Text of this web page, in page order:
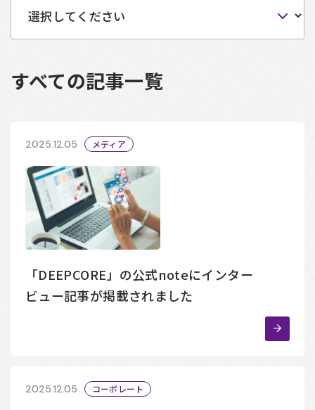
すべての記事一覧
2025.12.05 メディア
「DEEPCORE」の公式noteにインター
ビュー記事が掲載されました
2025.12.05 コーポレート